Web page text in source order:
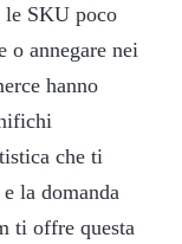
le SKU poco
o annegare nei
hanno
che ti
la domanda
ti offre questa